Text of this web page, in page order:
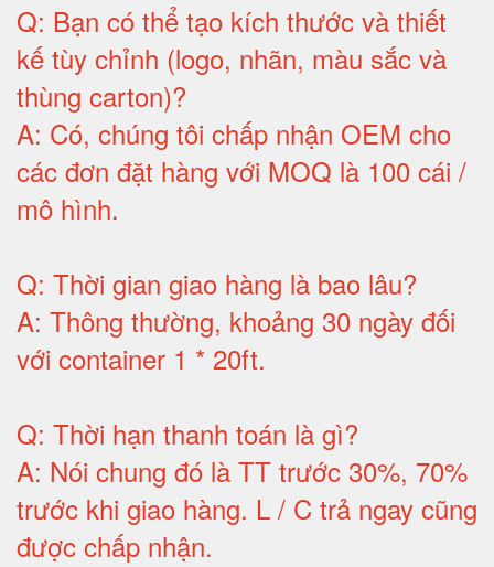
Q: Bạn có thể tạo kích thước và thiết
kế tùy chỉnh (logo, nhãn, màu sắc và
thùng carton)?
A: Có, chúng tôi chấp nhận OEM cho
các đơn đặt hàng với MOQ là 100 cái /
mô hình.
Q: Thời gian giao hàng là bao lâu?
A: Thông thường, khoảng 30 ngày đối
với container 1 * 20ft.
Q: Thời hạn thanh toán là gì?
A: Nói chung đó là TT trước 30%, 70%
trước khi giao hàng. L / C trả ngay cũng
được chấp nhận.